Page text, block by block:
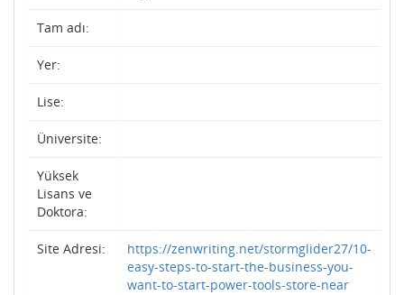
Tam adı:
Yer:
Lise:
Üniversite:
Yüksek
Lisans ve
Doktora:
Site Adresi:
https://zenwriting.net/stormglider27/10-
easy-steps-to-start-the-business-you-
want-to-start-power-tools-store-near